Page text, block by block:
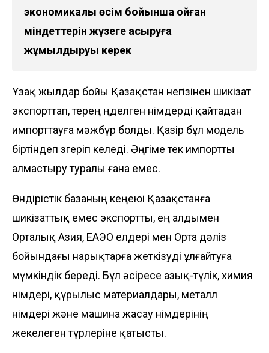
экономикалық өсім бойынша қойған
міндеттерін жүзеге асыруға
жұмылдыруы керек
Ұзақ жылдар бойы Қазақстан негізінен шикізат
экспорттап, терең өңделген өнімдерді қайтадан
импорттауға мәжбүр болды. Қазір бұл модель
біртіндеп өзгеріп келеді. Әңгіме тек импортты
алмастыру туралы ғана емес.
Өндірістік базаның кеңеюі Қазақстанға
шикізаттық емес экспортты, ең алдымен
Орталық Азия, ЕАЭО елдері мен Орта дәліз
бойындағы нарықтарға жеткізуді ұлғайтуға
мүмкіндік береді. Бұл әсіресе азық-түлік, химия
өнімдері, құрылыс материалдары, металл
өнімдері және машина жасау өнімдерінің
жекелеген түрлеріне қатысты.